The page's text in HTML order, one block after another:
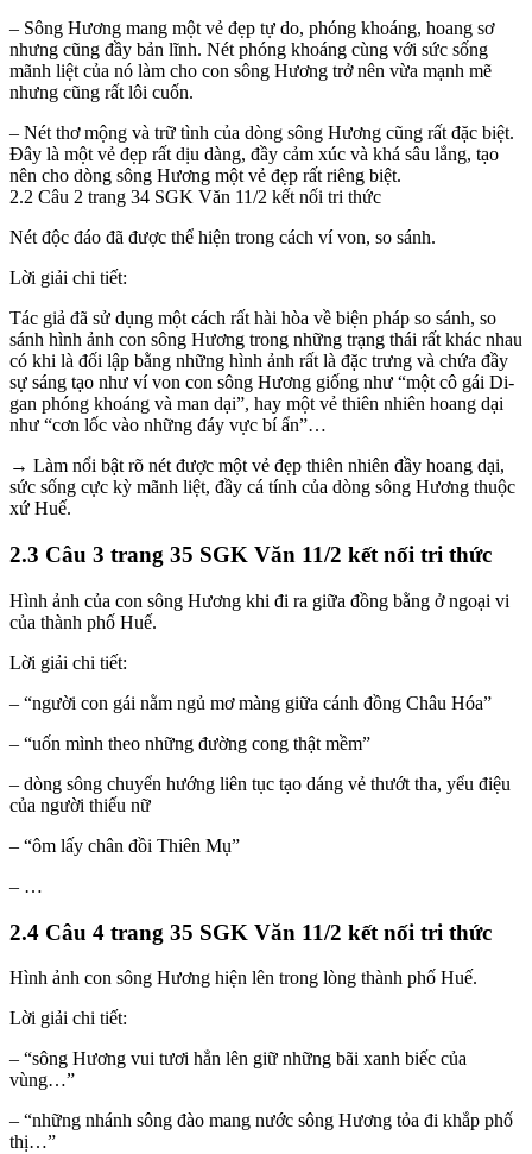
– Sông Hương mang một vẻ đẹp tự do, phóng khoáng, hoang sơ
nhưng cũng đầy bản lĩnh. Nét phóng khoáng cùng với sức sống
mãnh liệt của nó làm cho con sông Hương trở nên vừa mạnh mẽ
nhưng cũng rất lôi cuốn.
– Nét thơ mộng và trữ tình của dòng sông Hương cũng rất đặc biệt.
Đây là một vẻ đẹp rất dịu dàng, đầy cảm xúc và khá sâu lắng, tạo
nên cho dòng sông Hương một vẻ đẹp rất riêng biệt.
2.2 Câu 2 trang 34 SGK Văn 11/2 kết nối tri thức
Nét độc đáo đã được thể hiện trong cách ví von, so sánh.
Lời giải chi tiết:
Tác giả đã sử dụng một cách rất hài hòa về biện pháp so sánh, so
sánh hình ảnh con sông Hương trong những trạng thái rất khác nhau
có khi là đối lập bằng những hình ảnh rất là đặc trưng và chứa đầy
sự sáng tạo như ví von con sông Hương giống như “một cô gái Di-
gan phóng khoáng và man dại”, hay một vẻ thiên nhiên hoang dại
như “cơn lốc vào những đáy vực bí ẩn”…
→ Làm nổi bật rõ nét được một vẻ đẹp thiên nhiên đầy hoang dại,
sức sống cực kỳ mãnh liệt, đầy cá tính của dòng sông Hương thuộc
xứ Huế.
2.3 Câu 3 trang 35 SGK Văn 11/2 kết nối tri thức
Hình ảnh của con sông Hương khi đi ra giữa đồng bằng ở ngoại vi
của thành phố Huế.
Lời giải chi tiết:
– “người con gái nằm ngủ mơ màng giữa cánh đồng Châu Hóa”
– “uốn mình theo những đường cong thật mềm”
– dòng sông chuyển hướng liên tục tạo dáng vẻ thướt tha, yểu điệu
của người thiếu nữ
– “ôm lấy chân đồi Thiên Mụ”
– …
2.4 Câu 4 trang 35 SGK Văn 11/2 kết nối tri thức
Hình ảnh con sông Hương hiện lên trong lòng thành phố Huế.
Lời giải chi tiết:
– “sông Hương vui tươi hẳn lên giữ những bãi xanh biếc của
vùng…”
– “những nhánh sông đào mang nước sông Hương tỏa đi khắp phố
thị…”